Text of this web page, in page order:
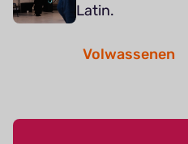
Latin.
Volwassenen